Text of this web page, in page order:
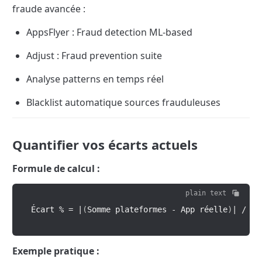
fraude avancée :
AppsFlyer : Fraud detection ML-based
Adjust : Fraud prevention suite
Analyse patterns en temps réel
Blacklist automatique sources frauduleuses
Quantifier vos écarts actuels
Formule de calcul :
plain text
Écart % = (Somme plateformes - App réelle) /
Exemple pratique :